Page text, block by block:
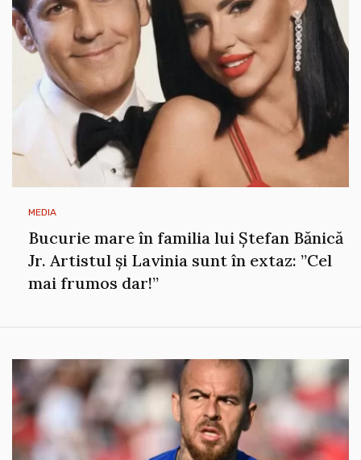
MEDIA
Bucurie mare în familia lui Ștefan Bănică
Jr. Artistul și Lavinia sunt în extaz: ”Cel
mai frumos dar!”